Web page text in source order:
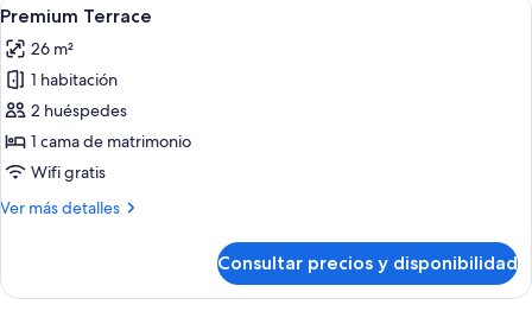
todas
las
fotos
de
Premium
Terrace
5
Premium Terrace
26 m²
1 habitación
2 huéspedes
1 cama de matrimonio
Wifi gratis
Ver más detalles
Más
Terrace
Consultar precios y disponibilidad